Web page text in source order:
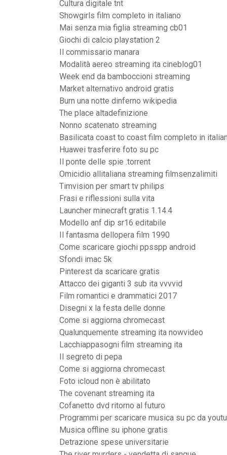
Cultura digitale tnt
Showgirls film completo in italiano
Mai senza mia figlia streaming cb01
Giochi di calcio playstation 2
Il commissario manara
Modalità aereo streaming ita cineblog01
Week end da bamboccioni streaming
Market alternativo android gratis
Burn una notte dinferno wikipedia
The place altadefinizione
Nonno scatenato streaming
Basilicata coast to coast film completo in
Huawei trasferire foto su pc
Il ponte delle spie .torrent
Omicidio allitaliana streaming filmsenzalimiti
Timvision per smart tv philips
Frasi e riflessioni sulla vita
Launcher minecraft gratis 1.14.4
Modello anf dip sr16 editabile
Il fantasma dellopera film 1990
Come scaricare giochi ppsspp android
Sfondi imac 5k
Pinterest da scaricare gratis
Attacco dei giganti 3 sub ita vvvvid
Film romantici e drammatici 2017
Disegni x la festa delle donne
Come si aggiorna chromecast
Qualunquemente streaming ita nowvideo
Lacchiappasogni film streaming ita
Il segreto di pepa
Come si aggiorna chromecast
Foto icloud non è abilitato
The covenant streaming ita
Cofanetto dvd ritorno al futuro
Programmi per scaricare musica su pc da
Musica offline su iphone gratis
Detrazione spese universitarie